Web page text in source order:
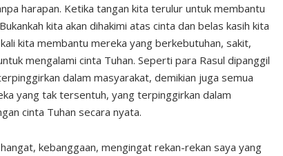
harapan. Ketika tangan kita terulur untuk membantu
kita akan dihakimi atas cinta dan belas kasih kita
kita membantu mereka yang berkebutuhan, sakit,
mengalami cinta Tuhan. Seperti para Rasul dipanggil
dalam masyarakat, demikian juga semua
yang tak tersentuh, yang terpinggirkan dalam
cinta Tuhan secara nyata.
kebanggaan, mengingat rekan-rekan saya yang